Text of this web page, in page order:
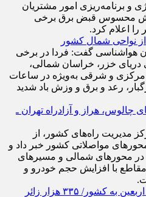
و برنامه‌ریزی امور مشتریان
محسوس قبض برق برخی
اعلام کرد.
نواحی شمال کشور
هواشناسی گفت: فردا در برخی
خزر، خراسان شمالی،
مرکزی و شرقی به‌ویژه در ساعات
رعد و برق و وزش باد شدید
هراز و آزادراه تهران ـ
مدیریت راه‌های کشور، از
مواصلاتی کشور خبر داد و
محورهای شمالی و مسیرهای
با افزایش حجم خودرو و